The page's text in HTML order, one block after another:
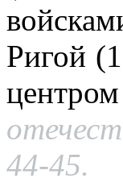
Ригой
44-45.